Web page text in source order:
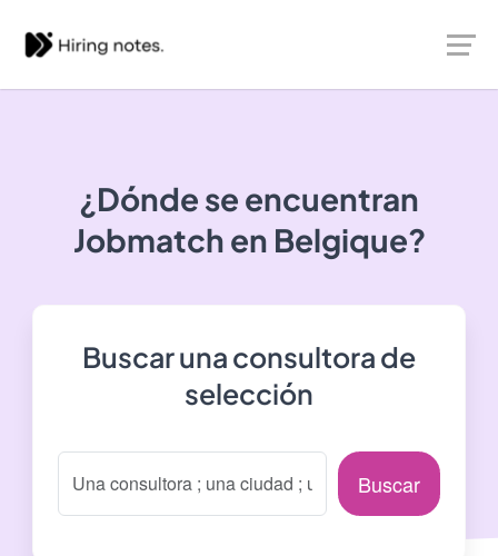
¿Dónde se encuentran
Jobmatch en Belgique?
Buscar una consultora de
selección
Buscar